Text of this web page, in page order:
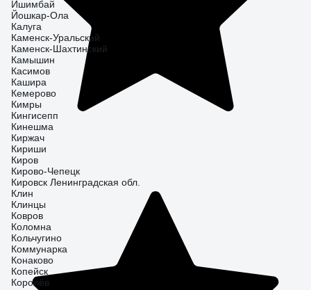
Ишимбай
Йошкар-Ола
Калуга
Каменск-Уральский
Каменск-Шахтинский
Камышин
Касимов
Кашира
Кемерово
Кимры
Кингисепп
Кинешма
Киржач
Кириши
Киров
Кирово-Чепецк
Кировск Ленинградская обл.
Клин
Клинцы
Ковров
Коломна
Кольчугино
Коммунарка
Конаково
Копейск
Королёв